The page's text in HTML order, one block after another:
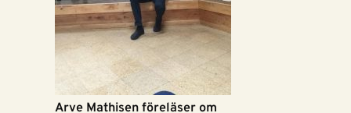
Arve Mathisen föreläser om